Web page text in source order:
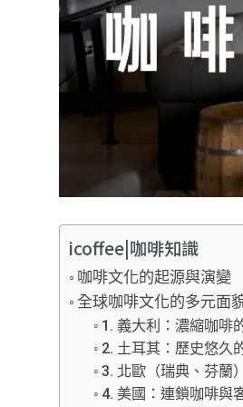
icoffee|咖啡知識
咖啡文化的起源與演變
全球咖啡文化的多元面
1. 義大利：濃縮咖啡
2. 土耳其：歷史悠久
3. 北歐（瑞典、芬蘭
4. 美國：連鎖咖啡與